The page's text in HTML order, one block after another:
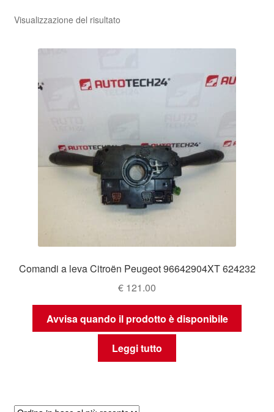
Visualizzazione del risultato
Comandi a leva Citroën Peugeot 96642904XT 624232
€ 121.00
Avvisa quando il prodotto è disponibile
Leggi tutto